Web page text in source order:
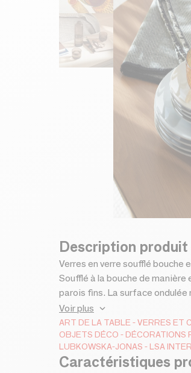
Description produit
Verres en verre soufflé
Soufflé à la bouche de
parois fins. La surface
lumière du soleil sur la terre,
Voir plus
ART DE LA TABLE VERRES ET
OBJETS DÉCO
DÉCORATIONS
LUBKOWSKA-JONAS
LSA
Caractéristiques